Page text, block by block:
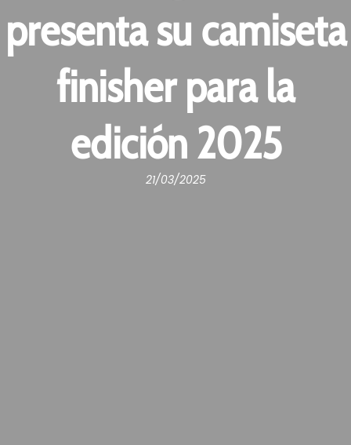
presenta su camiseta
finisher para la
edición 2025
21/03/2025